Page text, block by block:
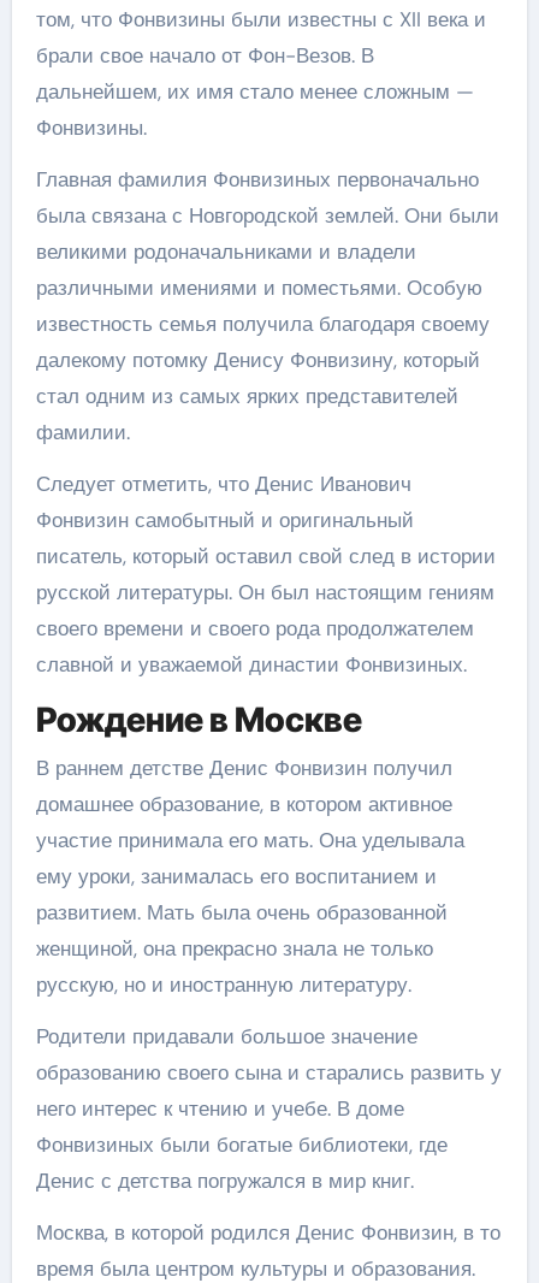
том, что Фонвизины были известны с XII века и
брали свое начало от Фон-Везов. В
дальнейшем, их имя стало менее сложным —
Фонвизины.
Главная фамилия Фонвизиных первоначально
была связана с Новгородской землей. Они были
великими родоначальниками и владели
различными имениями и поместьями. Особую
известность семья получила благодаря своему
далекому потомку Денису Фонвизину, который
стал одним из самых ярких представителей
фамилии.
Следует отметить, что Денис Иванович
Фонвизин самобытный и оригинальный
писатель, который оставил свой след в истории
русской литературы. Он был настоящим гениям
своего времени и своего рода продолжателем
славной и уважаемой династии Фонвизиных.
Рождение в Москве
В раннем детстве Денис Фонвизин получил
домашнее образование, в котором активное
участие принимала его мать. Она уделывала
ему уроки, занималась его воспитанием и
развитием. Мать была очень образованной
женщиной, она прекрасно знала не только
русскую, но и иностранную литературу.
Родители придавали большое значение
образованию своего сына и старались развить у
него интерес к чтению и учебе. В доме
Фонвизиных были богатые библиотеки, где
Денис с детства погружался в мир книг.
Москва, в которой родился Денис Фонвизин, в то
время была центром культуры и образования.